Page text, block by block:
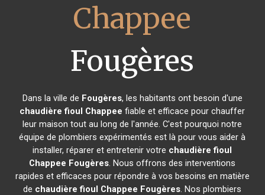
Chappee
Fougères
Dans la ville de Fougères, les habitants ont besoin d'une
chaudière fioul Chappee fiable et efficace pour chauffer
leur maison tout au long de l'année. C'est pourquoi notre
équipe de plombiers expérimentés est là pour vous aider à
installer, réparer et entretenir votre chaudière fioul
Chappee Fougères. Nous offrons des interventions
rapides et efficaces pour répondre à vos besoins en matière
de chaudière fioul Chappee Fougères. Nos plombiers